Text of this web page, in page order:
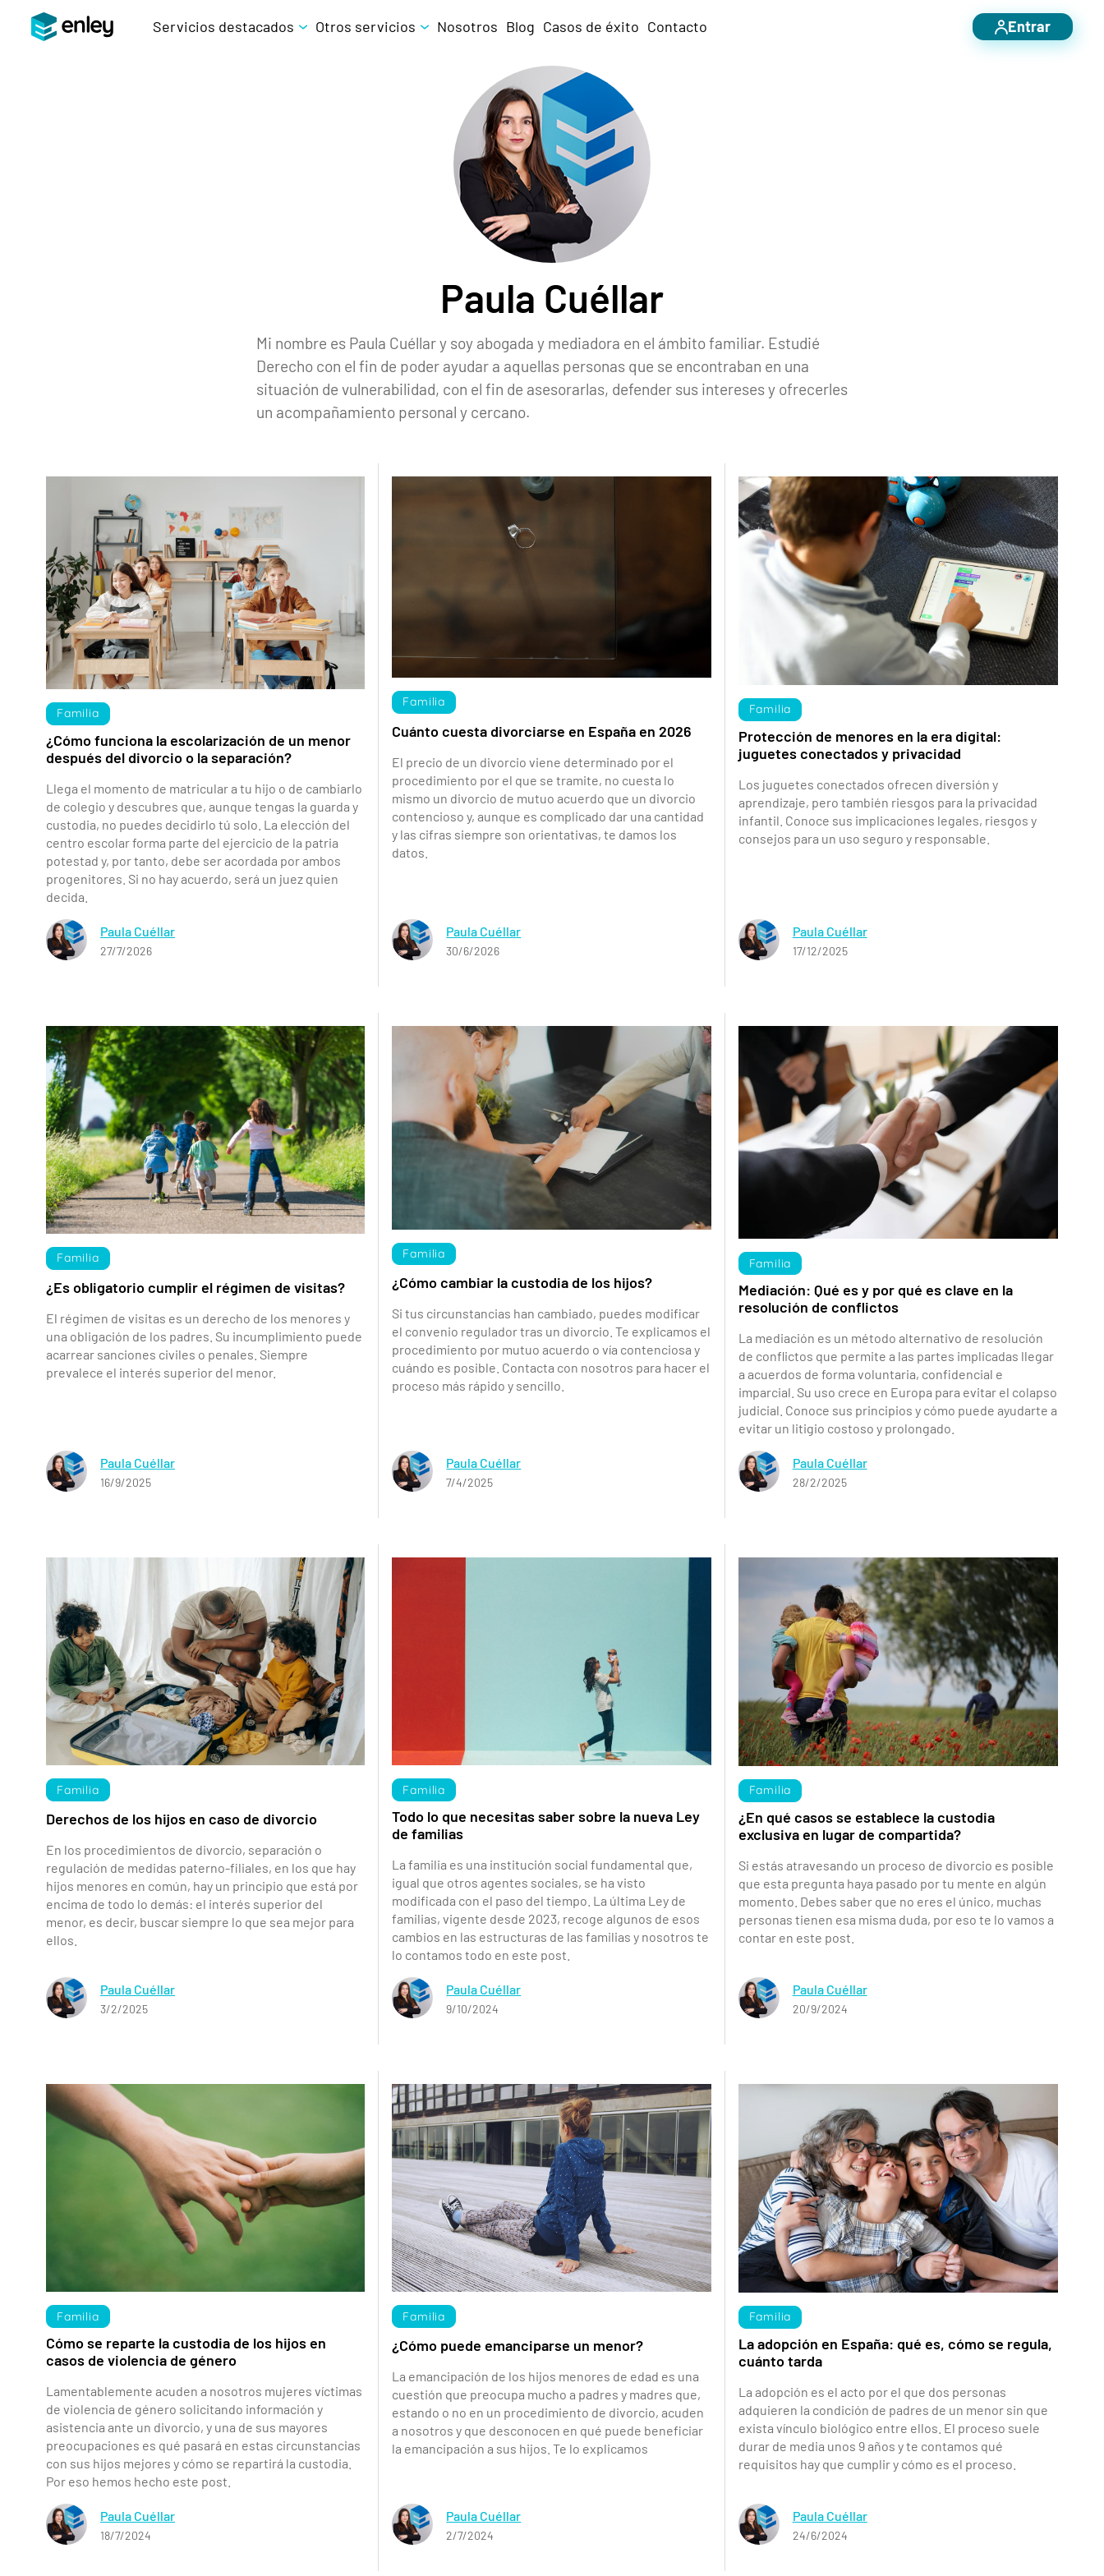
Servicios destacados Otros servicios Nosotros Blog Casos de éxito Contacto Entrar
Paula Cuéllar
Mi nombre es Paula Cuéllar y soy abogada y mediadora en el ámbito familiar. Estudié
Derecho con el fin de poder ayudar a aquellas personas que se encontraban en una
situación de vulnerabilidad, con el fin de asesorarlas, defender sus intereses y ofrecerles
un acompañamiento personal y cercano.
Familia
¿Cómo funciona la escolarización de un menor
después del divorcio o la separación?
Llega el momento de matricular a tu hijo o de cambiarlo
de colegio y descubres que, aunque tengas la guarda y
custodia, no puedes decidirlo tú solo. La elección del
centro escolar forma parte del ejercicio de la patria
potestad y, por tanto, debe ser acordada por ambos
progenitores. Si no hay acuerdo, será un juez quien
decida.
Paula Cuéllar
27/7/2026
Familia
Cuánto cuesta divorciarse en España en 2026
El precio de un divorcio viene determinado por el
procedimiento por el que se tramite, no cuesta lo
mismo un divorcio de mutuo acuerdo que un divorcio
contencioso y, aunque es complicado dar una cantidad
y las cifras siempre son orientativas, te damos los
datos.
Paula Cuéllar
30/6/2026
Familia
Protección de menores en la era digital:
juguetes conectados y privacidad
Los juguetes conectados ofrecen diversión y
aprendizaje, pero también riesgos para la privacidad
infantil. Conoce sus implicaciones legales, riesgos y
consejos para un uso seguro y responsable.
Paula Cuéllar
17/12/2025
Familia
¿Es obligatorio cumplir el régimen de visitas?
El régimen de visitas es un derecho de los menores y
una obligación de los padres. Su incumplimiento puede
acarrear sanciones civiles o penales. Siempre
prevalece el interés superior del menor.
Paula Cuéllar
16/9/2025
Familia
¿Cómo cambiar la custodia de los hijos?
Si tus circunstancias han cambiado, puedes modificar
el convenio regulador tras un divorcio. Te explicamos el
procedimiento por mutuo acuerdo o vía contenciosa y
cuándo es posible. Contacta con nosotros para hacer el
proceso más rápido y sencillo.
Paula Cuéllar
7/4/2025
Familia
Mediación: Qué es y por qué es clave en la
resolución de conflictos
La mediación es un método alternativo de resolución
de conflictos que permite a las partes implicadas llegar
a acuerdos de forma voluntaria, confidencial e
imparcial. Su uso crece en Europa para evitar el colapso
judicial. Conoce sus principios y cómo puede ayudarte a
evitar un litigio costoso y prolongado.
Paula Cuéllar
28/2/2025
Familia
Derechos de los hijos en caso de divorcio
En los procedimientos de divorcio, separación o
regulación de medidas paterno-filiales, en los que hay
hijos menores en común, hay un principio que está por
encima de todo lo demás: el interés superior del
menor, es decir, buscar siempre lo que sea mejor para
ellos.
Paula Cuéllar
3/2/2025
Familia
Todo lo que necesitas saber sobre la nueva Ley
de familias
La familia es una institución social fundamental que,
igual que otros agentes sociales, se ha visto
modificada con el paso del tiempo. La última Ley de
familias, vigente desde 2023, recoge algunos de esos
cambios en las estructuras de las familias y nosotros te
lo contamos todo en este post.
Paula Cuéllar
9/10/2024
Familia
¿En qué casos se establece la custodia
exclusiva en lugar de compartida?
Si estás atravesando un proceso de divorcio es posible
que esta pregunta haya pasado por tu mente en algún
momento. Debes saber que no eres el único, muchas
personas tienen esa misma duda, por eso te lo vamos a
contar en este post.
Paula Cuéllar
20/9/2024
Familia
Cómo se reparte la custodia de los hijos en
casos de violencia de género
Lamentablemente acuden a nosotros mujeres víctimas
de violencia de género solicitando información y
asistencia ante un divorcio, y una de sus mayores
preocupaciones es qué pasará en estas circunstancias
con sus hijos mejores y cómo se repartirá la custodia.
Por eso hemos hecho este post.
Paula Cuéllar
18/7/2024
Familia
¿Cómo puede emanciparse un menor?
La emancipación de los hijos menores de edad es una
cuestión que preocupa mucho a padres y madres que,
estando o no en un procedimiento de divorcio, acuden
a nosotros y que desconocen en qué puede beneficiar
la emancipación a sus hijos. Te lo explicamos
Paula Cuéllar
2/7/2024
Familia
La adopción en España: qué es, cómo se regula,
cuánto tarda
La adopción es el acto por el que dos personas
adquieren la condición de padres de un menor sin que
exista vínculo biológico entre ellos. El proceso suele
durar de media unos 9 años y te contamos qué
requisitos hay que cumplir y cómo es el proceso.
Paula Cuéllar
24/6/2024